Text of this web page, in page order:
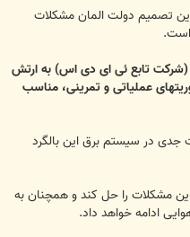
تصمیم دولت المان مشکلات
است.
(شرکت تابع ئی ای دی اس) به ارتش
عملیاتی و تمرینی، مناسب
جدی در سیستم برق این بالگرد
مشکلات را حل کند و همچنان به
ادامه خواهد داد.